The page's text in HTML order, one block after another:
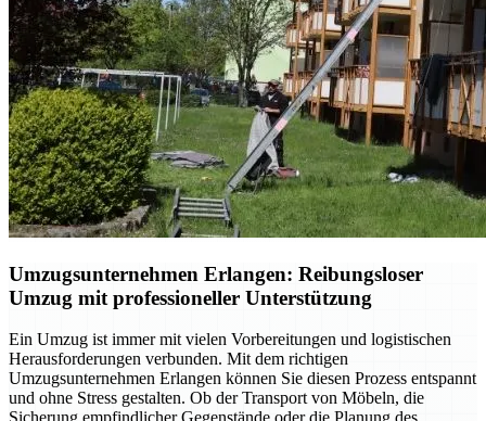
Umzugsunternehmen Erlangen: Reibungsloser
Umzug mit professioneller Unterstützung
Ein Umzug ist immer mit vielen Vorbereitungen und logistischen
Herausforderungen verbunden. Mit dem richtigen
Umzugsunternehmen Erlangen können Sie diesen Prozess entspannt
und ohne Stress gestalten. Ob der Transport von Möbeln, die